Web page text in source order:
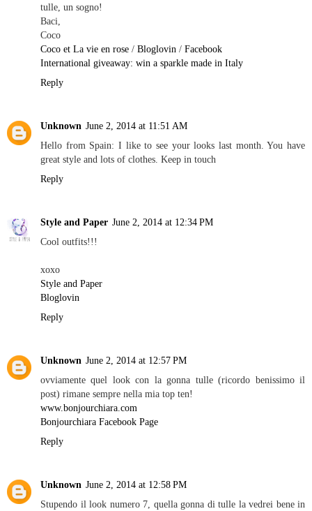
tulle, un sogno!
Baci,
Coco
Coco et La vie en rose / Bloglovin / Facebook
International giveaway: win a sparkle made in Italy
Reply
Unknown June 2, 2014 at 11:51 AM
Hello from Spain: I like to see your looks last month. You have
great style and lots of clothes. Keep in touch
Reply
Style and Paper June 2, 2014 at 12:34 PM
Cool outfits!!!
xoxo
Style and Paper
Bloglovin
Reply
Unknown June 2, 2014 at 12:57 PM
ovviamente quel look con la gonna tulle (ricordo benissimo il
post) rimane sempre nella mia top ten!
www.bonjourchiara.com
Bonjourchiara Facebook Page
Reply
Unknown June 2, 2014 at 12:58 PM
Stupendo il look numero 7, quella gonna di tulle la vedrei bene in